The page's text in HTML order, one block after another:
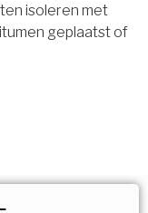
isoleren met
geplaatst of